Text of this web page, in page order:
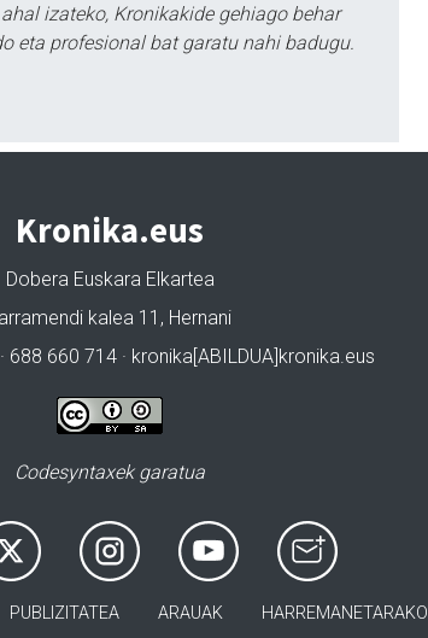
izateko, Kronikakide gehiago behar
eta profesional bat garatu nahi badugu.
Kronika.eus
Dobera Euskara Elkartea
kalea 11, Hernani
688 660 714 · kronika[ABILDUA]kronika.eus
Codesyntaxek garatua
PUBLIZITATEA ARAUAK HARREMANETARAKO